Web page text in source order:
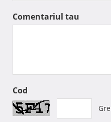
Comentariul tau
Cod